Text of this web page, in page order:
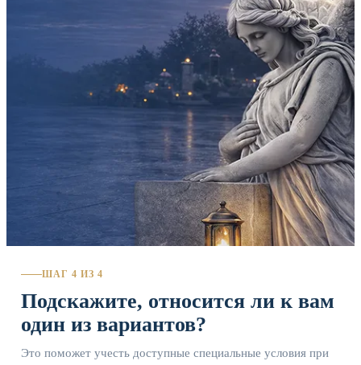
ШАГ 4 ИЗ 4
Подскажите, относится ли к вам
один из вариантов?
Это поможет учесть доступные специальные условия при